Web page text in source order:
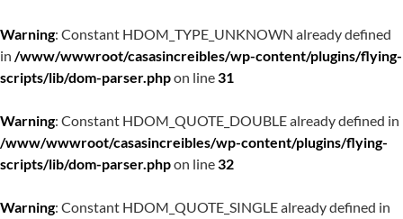
Warning: Constant HDOM_TYPE_UNKNOWN already defined
in /www/wwwroot/casasincreibles/wp-content/plugins/flying-
scripts/lib/dom-parser.phpon line31
Warning: Constant HDOM_QUOTE_DOUBLE already defined in
/www/wwwroot/casasincreibles/wp-content/plugins/flying-
scripts/lib/dom-parser.phpon line32
Warning: Constant HDOM_QUOTE_SINGLE already defined in